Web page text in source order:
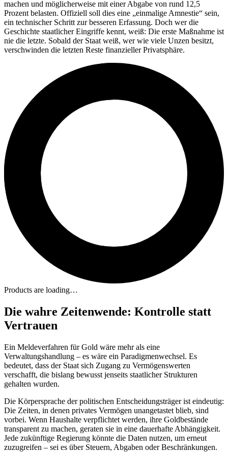
machen und möglicherweise mit einer Abgabe von rund 12,5
Prozent belasten. Offiziell soll dies eine „einmalige Amnestie“ sein,
ein technischer Schritt zur besseren Erfassung. Doch wer die
Geschichte staatlicher Eingriffe kennt, weiß: Die erste Maßnahme ist
nie die letzte. Sobald der Staat weiß, wer wie viele Unzen besitzt,
verschwinden die letzten Reste finanzieller Privatsphäre.
Products are loading…
Die wahre Zeitenwende: Kontrolle statt
Vertrauen
Ein Meldeverfahren für Gold wäre mehr als eine
Verwaltungshandlung – es wäre ein Paradigmenwechsel. Es
bedeutet, dass der Staat sich Zugang zu Vermögenswerten
verschafft, die bislang bewusst jenseits staatlicher Strukturen
gehalten wurden.
Die Körpersprache der politischen Entscheidungsträger ist eindeutig:
Die Zeiten, in denen privates Vermögen unangetastet blieb, sind
vorbei. Wenn Haushalte verpflichtet werden, ihre Goldbestände
transparent zu machen, geraten sie in eine dauerhafte Abhängigkeit.
Jede zukünftige Regierung könnte die Daten nutzen, um erneut
zuzugreifen – sei es über Steuern, Abgaben oder Beschränkungen.